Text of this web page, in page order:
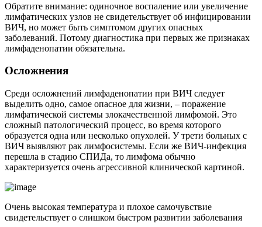
Обратите внимание: одиночное воспаление или увеличение
лимфатических узлов не свидетельствует об инфицировании
ВИЧ, но может быть симптомом других опасных
заболеваний. Потому диагностика при первых же признаках
лимфаденопатии обязательна.
Осложнения
Среди осложнений лимфаденопатии при ВИЧ следует
выделить одно, самое опасное для жизни, – поражение
лимфатической системы злокачественной лимфомой. Это
сложный патологический процесс, во время которого
образуется одна или несколько опухолей. У трети больных с
ВИЧ выявляют рак лимфосистемы. Если же ВИЧ-инфекция
перешла в стадию СПИДа, то лимфома обычно
характеризуется очень агрессивной клинической картиной.
Очень высокая температура и плохое самочувствие
свидетельствует о слишком быстром развитии заболевания